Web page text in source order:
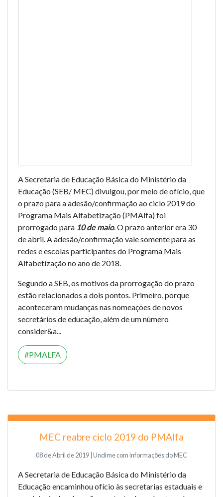
A Secretaria de Educação Básica do Ministério da
Educação (SEB/ MEC) divulgou, por meio de ofício, que
o prazo para a adesão/confirmação ao ciclo 2019 do
Programa Mais Alfabetização (PMAlfa) foi
prorrogado para 10 de maio. O prazo anterior era 30
de abril. A adesão/confirmação vale somente para as
redes e escolas participantes do Programa Mais
Alfabetização no ano de 2018.
Segundo a SEB, os motivos da prorrogação do prazo
estão relacionados a dois pontos. Primeiro, porque
aconteceram mudanças nas nomeações de novos
secretários de educação, além de um número
consider&a...
PMALFA
MEC reabre ciclo 2019 do PMAlfa
08 de Abril de 2019 | Undime com informações do MEC
A Secretaria de Educação Básica do Ministério da
Educação encaminhou ofício às secretarias estaduais e